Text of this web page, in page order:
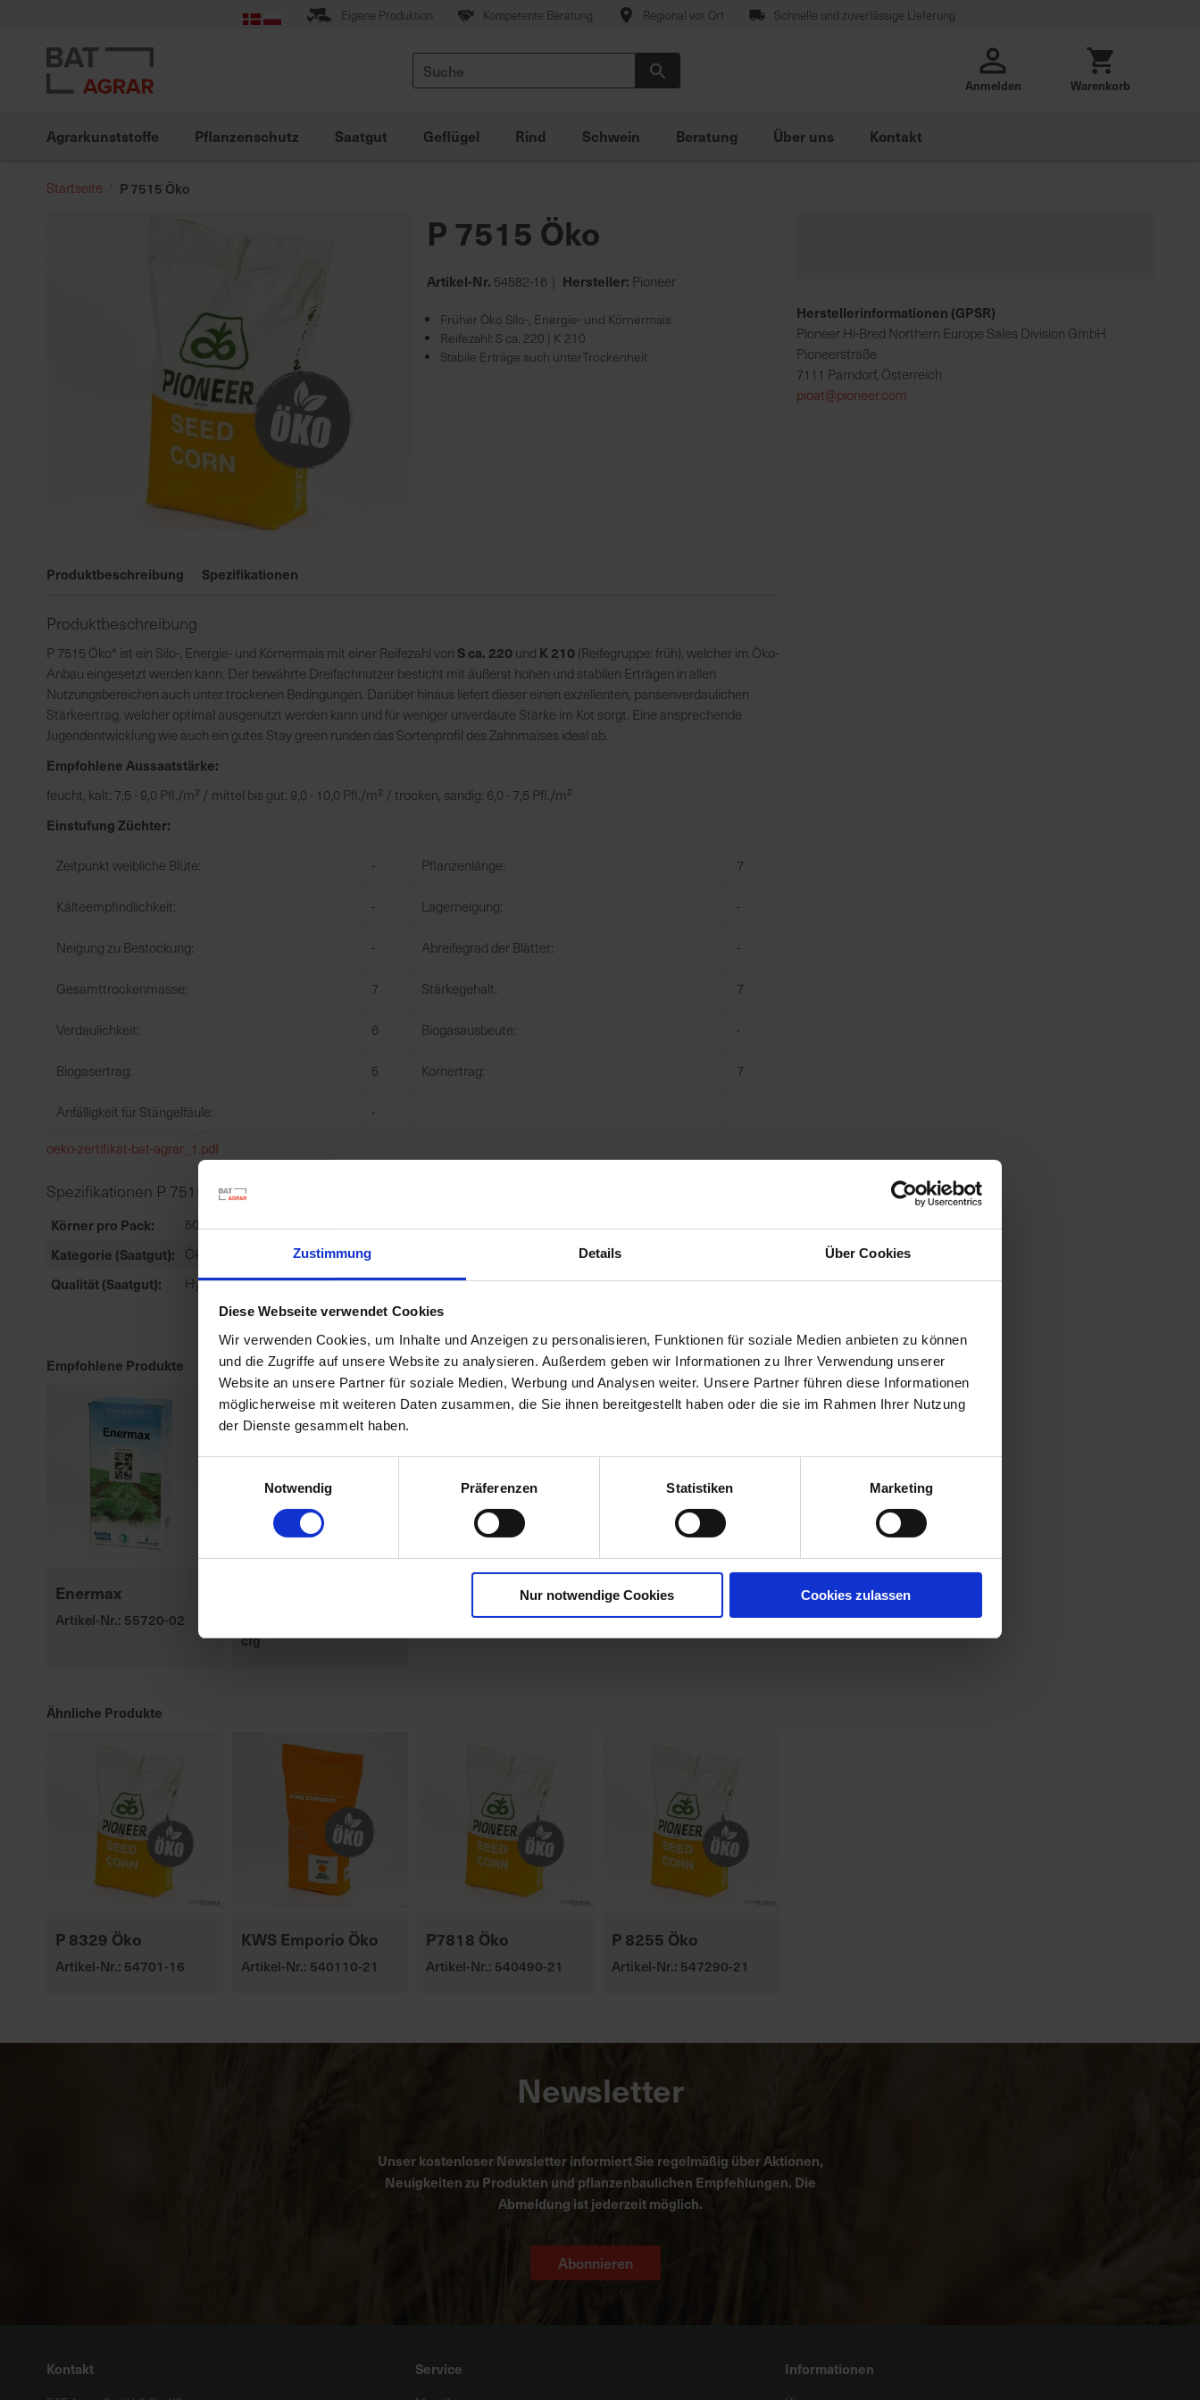
Zustimmung Details Über Cookies
Diese Webseite verwendet Cookies
Wir verwenden Cookies, um Inhalte und Anzeigen zu personalisieren, Funktionen für soziale Medien anbieten zu können
und die Zugriffe auf unsere Website zu analysieren. Außerdem geben wir Informationen zu Ihrer Verwendung unserer
Website an unsere Partner für soziale Medien, Werbung und Analysen weiter. Unsere Partner führen diese Informationen
möglicherweise mit weiteren Daten zusammen, die Sie ihnen bereitgestellt haben oder die sie im Rahmen Ihrer Nutzung
der Dienste gesammelt haben.
Notwendig
Präferenzen Statistiken Marketing
Nur notwendige Cookies Cookies zulassen
springen
Eigene Produktion Kompetente Beratung Regional vor Ort Schnelle und zuverlässige Lieferung
Suche
Anmelden Warenkorb
Agrarkunststoffe Pflanzenschutz Saatgut Geflügel Rind Schwein Beratung Über uns Kontakt
Startseite P 7515 Öko
der
springen
P 7515 Öko
Artikel-Nr. 54582-16 Hersteller: Pioneer
Früher Öko Silo-, Energie- und Körnermais
Reifezahl: S ca. 220 | K 210
Stabile Erträge auch unterTrockenheit
Produktbeschreibung Spezifikationen
Produktbeschreibung
P 7515 Öko* ist ein Silo-, Energie- und Körnermais mit einer Reifezahl von S ca. 220 und K 210 (Reifegruppe: früh), welcher im Öko-
Anbau eingesetzt werden kann. Der bewährte Dreifachnutzer besticht mit äußerst hohen und stabilen Erträgen in allen
Nutzungsbereichen auch unter trockenen Bedingungen. Darüber hinaus liefert dieser einen exzellenten, pansenverdaulichen
Stärkeertrag, welcher optimal ausgenutzt werden kann und für weniger unverdaute Stärke im Kot sorgt. Eine ansprechende
Jugendentwicklung wie auch ein gutes Stay green runden das Sortenprofil des Zahnmaises ideal ab.
Empfohlene Aussaatstärke:
feucht, kalt: 7,5 - 9,0 Pfl./m² / mittel bis gut: 9,0 - 10,0 Pfl./m² / trocken, sandig: 6,0 - 7,5 Pfl./m²
Einstufung Züchter:
Zeitpunkt weibliche Blüte: - Pflanzenlänge: 7
Kälteempfindlichkeit: - Lagerneigung: -
Neigung zu Bestockung: - Abreifegrad der Blätter: -
Gesamttrockenmasse: 7 Stärkegehalt: 7
Verdaulichkeit: 6 Biogasausbeute: -
Biogasertrag: 5 Kornertrag: 7
Anfälligkeit für Stängelfäule: -
oeko-zertifikat-bat-agrar_1.pdf
Spezifikationen P 7515 Öko
Körner pro Pack 50.000 Körner/Einheit Beize ungebeizt Öko
Kategorie (Saatgut) Öko Zertifiziertes Saatgut
Qualität (Saatgut) Hybride Siloreifezahl 220
Empfohlene Produkte
Enermax
Artikel-Nr.: 55720-02
cfg
Ähnliche Produkte
P 8329 Öko
Artikel-Nr.: 54701-16
KWS Emporio Öko
Artikel-Nr.: 540110-21
P7818 Öko
Artikel-Nr.: 540490-21
P 8255 Öko
Artikel-Nr.: 547290-21
Herstellerinformationen (GPSR)
Pioneer Hi-Bred Northern Europe Sales Division GmbH
Pioneerstraße
7111 Parndorf, Österreich
pioat@pioneer.com
Newsletter
Unser kostenloser Newsletter informiert Sie regelmäßig über Aktionen,
Neuigkeiten zu Produkten und pflanzenbaulichen Empfehlungen. Die
Abmeldung ist jederzeit möglich.
Abonnieren
Kontakt Service Informationen